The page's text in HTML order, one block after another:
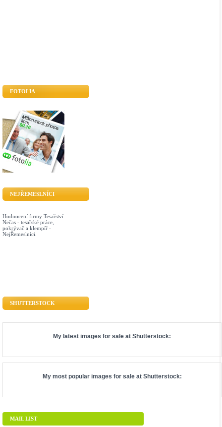
FOTOLIA
NEJŘEMESLNÍCI
Hodnocení firmy Tesařství
Nečas - tesařské práce,
pokrývač a klempíř -
NejŘemeslníci.
SHUTTERSTOCK
My latest images for sale at Shutterstock:
My most popular images for sale at Shutterstock:
MAIL LIST